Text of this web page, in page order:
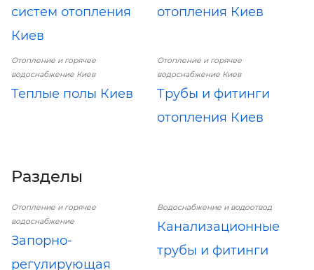
систем отопления
Киев
отопления Киев
Отопление и горячее
водоснабжение Киев
Теплые полы Киев
Отопление и горячее
водоснабжение Киев
Трубы и фитинги
отопления Киев
Разделы
Отопление и горячее
водоснабжение
Запорно-
регулирующая
Водоснабжение и водоотвод
Канализационные
трубы и фитинги